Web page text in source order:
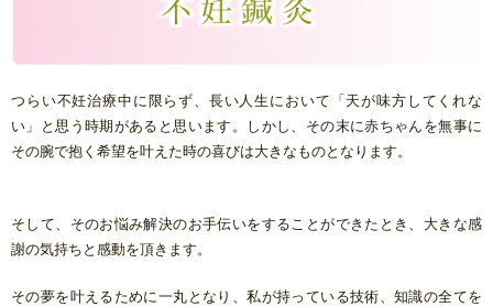
つらい不妊治療中に限らず、長い人生において「天が味方してくれな
い」と思う時期があると思います。しかし、その末に赤ちゃんを無事に
その腕で抱く希望を叶えた時の喜びは大きなものとなります。
そして、そのお悩み解決のお手伝いをすることができたとき、大きな感
謝の気持ちと感動を頂きます。
その夢を叶えるために一丸となり、私が持っている技術、知識の全てを